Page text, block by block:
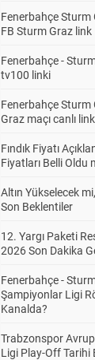
Fenerbahçe Sturm
FB Sturm Graz link
Fenerbahçe -
tv100 linki
Fenerbahçe Sturm
Graz maçı canlı
Fındık Fiyatı
Fiyatları Belli Oldu
Altın Yükselecek
Son Beklentiler
12. Yargı Paketi
2026 Son Dakika
Fenerbahçe -
Şampiyonlar Ligi
Kanalda?
Trabzonspor
Ligi Play-Off Tarihi